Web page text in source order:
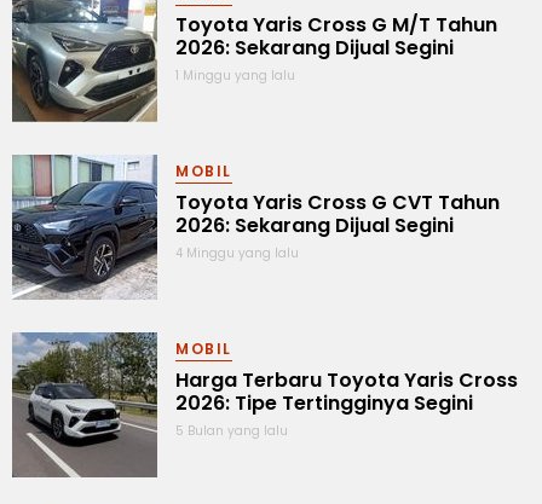
Toyota Yaris Cross G M/T Tahun
2026: Sekarang Dijual Segini
1 Minggu yang lalu
MOBIL
Toyota Yaris Cross G CVT Tahun
2026: Sekarang Dijual Segini
4 Minggu yang lalu
MOBIL
Harga Terbaru Toyota Yaris Cross
2026: Tipe Tertingginya Segini
5 Bulan yang lalu